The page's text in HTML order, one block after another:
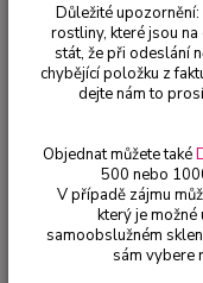
Bylinky a léčivky
196D
Ženšen
Důležité
rostliny, které jsou
stát, že při odeslání
chybějící položku z
dejte nám to
Objednat můžete také
500 nebo
V případě zájmu
který je
samoobslužném
sám vybere